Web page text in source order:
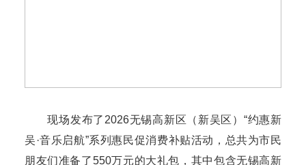
现场发布了2026无锡高新区（新吴区）“约惠新
吴·音乐启航”系列惠民促消费补贴活动，总共为市民
朋友们准备了550万元的大礼包，其中包含无锡高新